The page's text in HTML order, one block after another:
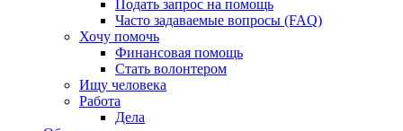
Подать запрос на помощь
Часто задаваемые вопросы (FAQ)
Хочу помочь
Финансовая помощь
Стать волонтером
Ищу человека
Работа
Дела